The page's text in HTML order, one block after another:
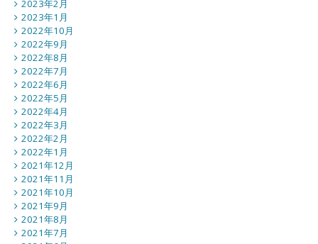
2023年2月
2023年1月
2022年10月
2022年9月
2022年8月
2022年7月
2022年6月
2022年5月
2022年4月
2022年3月
2022年2月
2022年1月
2021年12月
2021年11月
2021年10月
2021年9月
2021年8月
2021年7月